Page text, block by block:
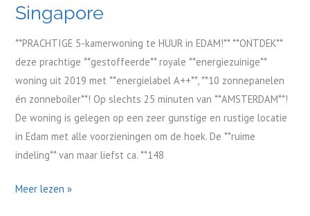
Singapore
**PRACHTIGE 5-kamerwoning te HUUR in EDAM!** **ONTDEK**
deze prachtige **gestoffeerde** royale **energiezuinige**
woning uit 2019 met **energielabel A++**, **10 zonnepanelen
én zonneboiler**! Op slechts 25 minuten van **AMSTERDAM**!
De woning is gelegen op een zeer gunstige en rustige locatie
in Edam met alle voorzieningen om de hoek. De **ruime
indeling** van maar liefst ca. **148
Meer lezen »